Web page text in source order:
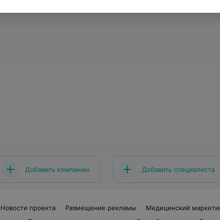
Добавить компанию Добавить специалиста
Новости проекта Размещение рекламы
Медицинский